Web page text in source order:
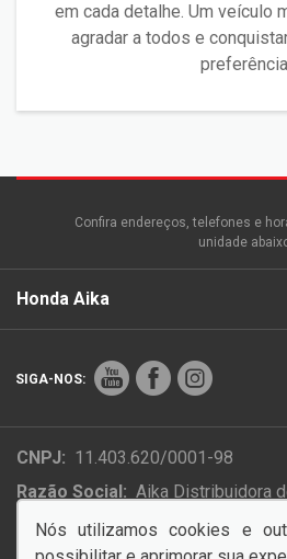
em cada detalhe. Um veículo
agradar a todos e
Confira endereços, telefones e
unidade
Honda Aika
SIGA-NOS:
CNPJ: 11.403.620/0001-98
Razão Social: Aika Distribuidora
Endereço Matriz: Rua
Setor Industrial Norte - Sinop-MT
Nós utilizamos cookies e